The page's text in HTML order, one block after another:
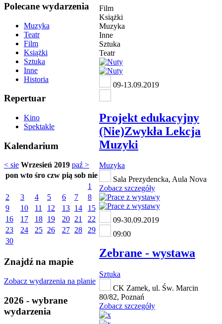
Polecane wydarzenia
Muzyka
Teatr
Film
Książki
Sztuka
Inne
Historia
Repertuar
Kino
Spektakle
Kalendarium
< sie Wrzesień 2019 paź >
pon wto śro czw pią sob nie
1
2
3 4 5 6 7
8
9
10 11 12 13 14
15
16
17 18 19 20 21
22
23
24 25 26 27 28
29
30
Znajdź na mapie
Zobacz wydarzenia na planie
2026 - wybrane
wydarzenia
Film
Książki
Muzyka
Inne
Sztuka
Teatr
09-13.09.2019
Projekt edukacyjny
(Nie)Zwykła Lekcja
Muzyki
Muzyka
Sala Prezydencka, Aula Nova
Zobacz szczegóły
09-30.09.2019
09:00
Zebrane - wystawa
Sztuka
CK Zamek, ul. Św. Marcin
80/82, Poznań
Zobacz szczegóły